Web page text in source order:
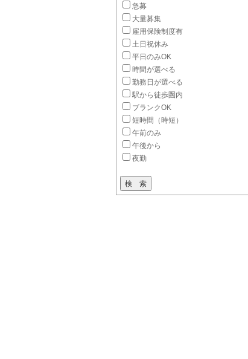
急募
大量募集
雇用保険制度有
土日祝休み
平日のみOK
時間が選べる
勤務日が選べる
駅から徒歩圏内
ブランクOK
短時間（時短）
午前のみ
午後から
夜勤